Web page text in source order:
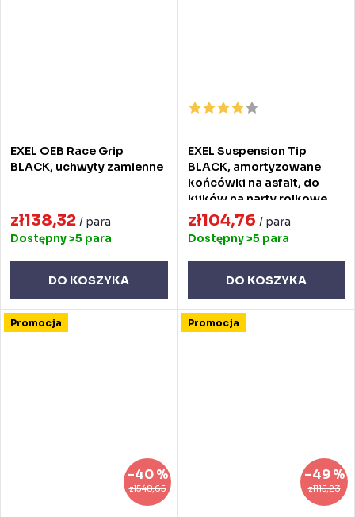
EXEL OEB Race Grip
BLACK, uchwyty zamienne
zł138,32 / para
Dostępny>5 para
DO KOSZYKA
EXEL Suspension Tip
BLACK, amortyzowane
końcówki na asfalt, do
kijków na narty rolkowe
zł104,76 / para
Dostępny>5 para
DO KOSZYKA
Promocja
zł548,65
–40 %
Promocja
zł115,23
–49 %